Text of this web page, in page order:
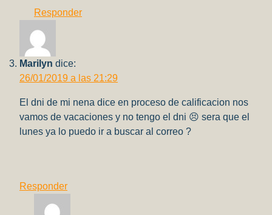
Responder
Marilyn dice:
26/01/2019 a las 21:29
El dni de mi nena dice en proceso de calificacion nos
vamos de vacaciones y no tengo el dni 😣 sera que el
lunes ya lo puedo ir a buscar al correo ?
Responder